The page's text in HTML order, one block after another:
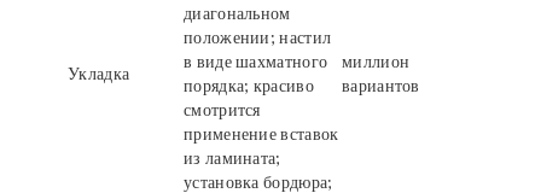
Укладка
диагональном
положении; настил
в виде шахматного
порядка; красиво
смотрится
применение вставок
из ламината;
установка бордюра;
миллион
вариантов